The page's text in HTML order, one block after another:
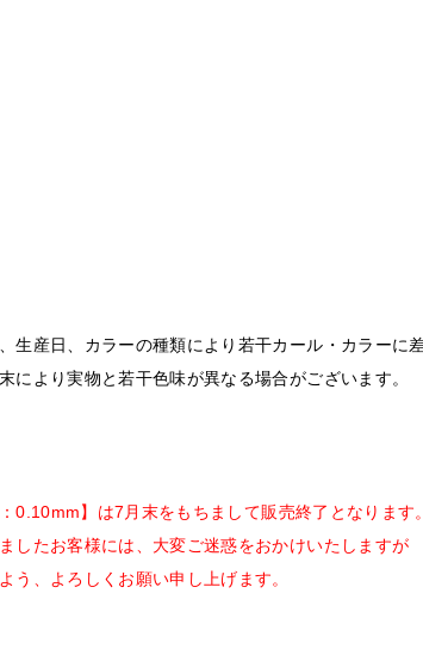
生産日、カラーの種類により若干カール・カラーに
により実物と若干色味が異なる場合がございます。
0.10mm】は7月末をもちまして販売終了となります。
したお客様には、大変ご迷惑をおかけいたしますが
う、よろしくお願い申し上げます。